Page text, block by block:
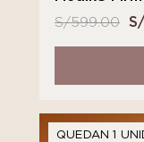
S/599.00 El
S/
QUEDAN 1